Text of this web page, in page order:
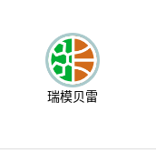
瑞模贝雷